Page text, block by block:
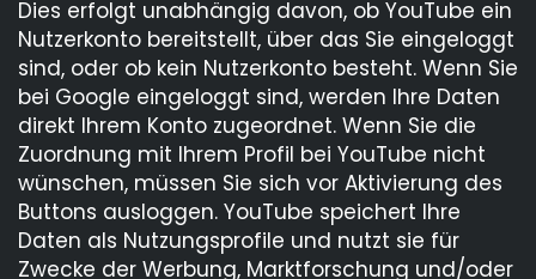
Dies erfolgt unabhängig davon, ob YouTube ein
Nutzerkonto bereitstellt, über das Sie eingeloggt
sind, oder ob kein Nutzerkonto besteht. Wenn Sie
bei Google eingeloggt sind, werden Ihre Daten
direkt Ihrem Konto zugeordnet. Wenn Sie die
Zuordnung mit Ihrem Profil bei YouTube nicht
wünschen, müssen Sie sich vor Aktivierung des
Buttons ausloggen. YouTube speichert Ihre
Daten als Nutzungsprofile und nutzt sie für
Zwecke der Werbung, Marktforschung und/oder